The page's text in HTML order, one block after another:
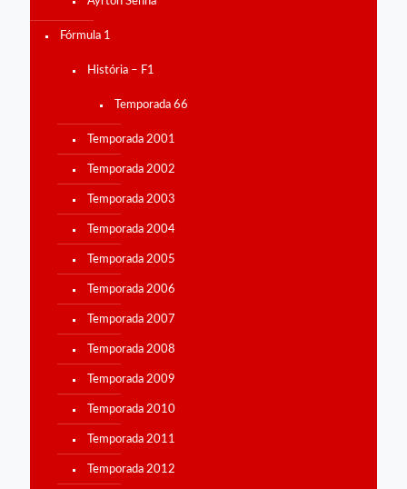
Fórmula 1
História – F1
Temporada 66
Temporada 2001
Temporada 2002
Temporada 2003
Temporada 2004
Temporada 2005
Temporada 2006
Temporada 2007
Temporada 2008
Temporada 2009
Temporada 2010
Temporada 2011
Temporada 2012